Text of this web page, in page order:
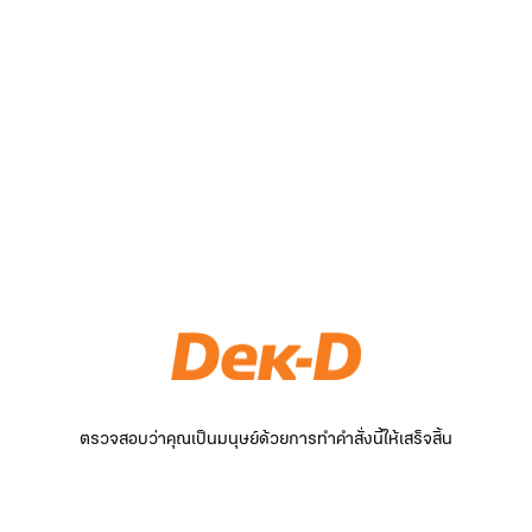
ตรวจสอบว่าคุณเป็นมนุษย์ด้วยการทำคำสั่งนี้ให้เสร็จสิ้น